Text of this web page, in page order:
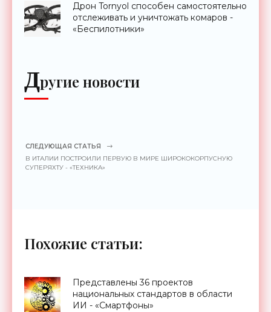
Дрон Tornyol способен самостоятельно
отслеживать и уничтожать комаров -
«Беспилотники»
Другие новости
СЛЕДУЮЩАЯ СТАТЬЯ
В ИТАЛИИ ПОСТРОИЛИ ПЕРВУЮ В МИРЕ ШИРОКОКОРПУСНУЮ
СУПЕРЯХТУ - «ТЕХНИКА»
Похожие статьи:
Представлены 36 проектов
национальных стандартов в области
ИИ - «Смартфоны»